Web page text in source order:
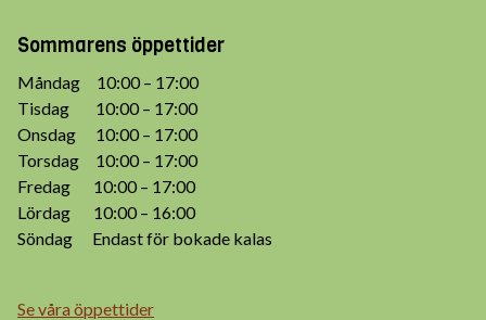
Sommarens öppettider
Måndag 10:00 – 17:00
Tisdag 10:00 – 17:00
Onsdag 10:00 – 17:00
Torsdag 10:00 – 17:00
Fredag 10:00 – 17:00
Lördag 10:00 – 16:00
Söndag Endast för bokade kalas
Se våra öppettider